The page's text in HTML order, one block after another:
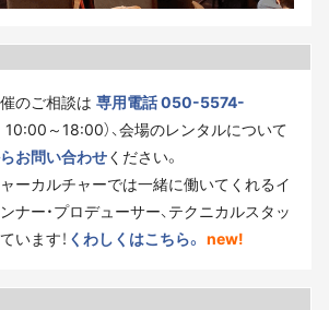
のご相談は 専用電話 050-5574-
10:00～18:00）、会場のレンタルについて
お問い合わせください。
ーカルチャーでは一緒に働いてくれるイ
ナー・プロデューサー、テクニカルスタッ
います！ くわしくはこちら。 new!